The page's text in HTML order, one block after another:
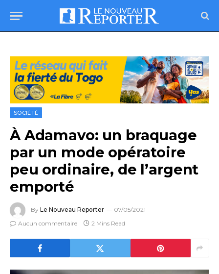
SOCIÉTÉ
À Adamavo: un braquage
par un mode opératoire
peu ordinaire, de l’argent
emporté
By Le Nouveau Reporter
07/05/2021
Aucun commentaire
2 Mins Read